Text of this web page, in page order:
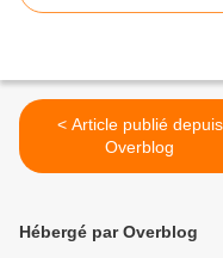
< Article publié depuis
Overblog
Hébergé par Overblog